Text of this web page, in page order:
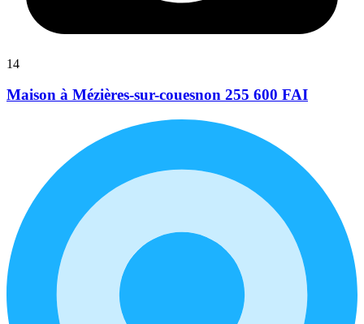
14
Maison à Mézières-sur-couesnon 255 600 FAI